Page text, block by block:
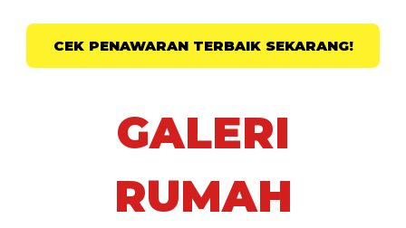
CEK PENAWARAN TERBAIK SEKARANG!
GALERI
RUMAH